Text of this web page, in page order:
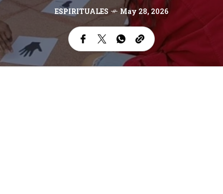
ESPIRITUALES May 28, 2026